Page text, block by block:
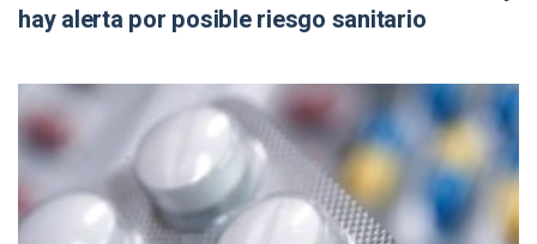
hay alerta por posible riesgo sanitario